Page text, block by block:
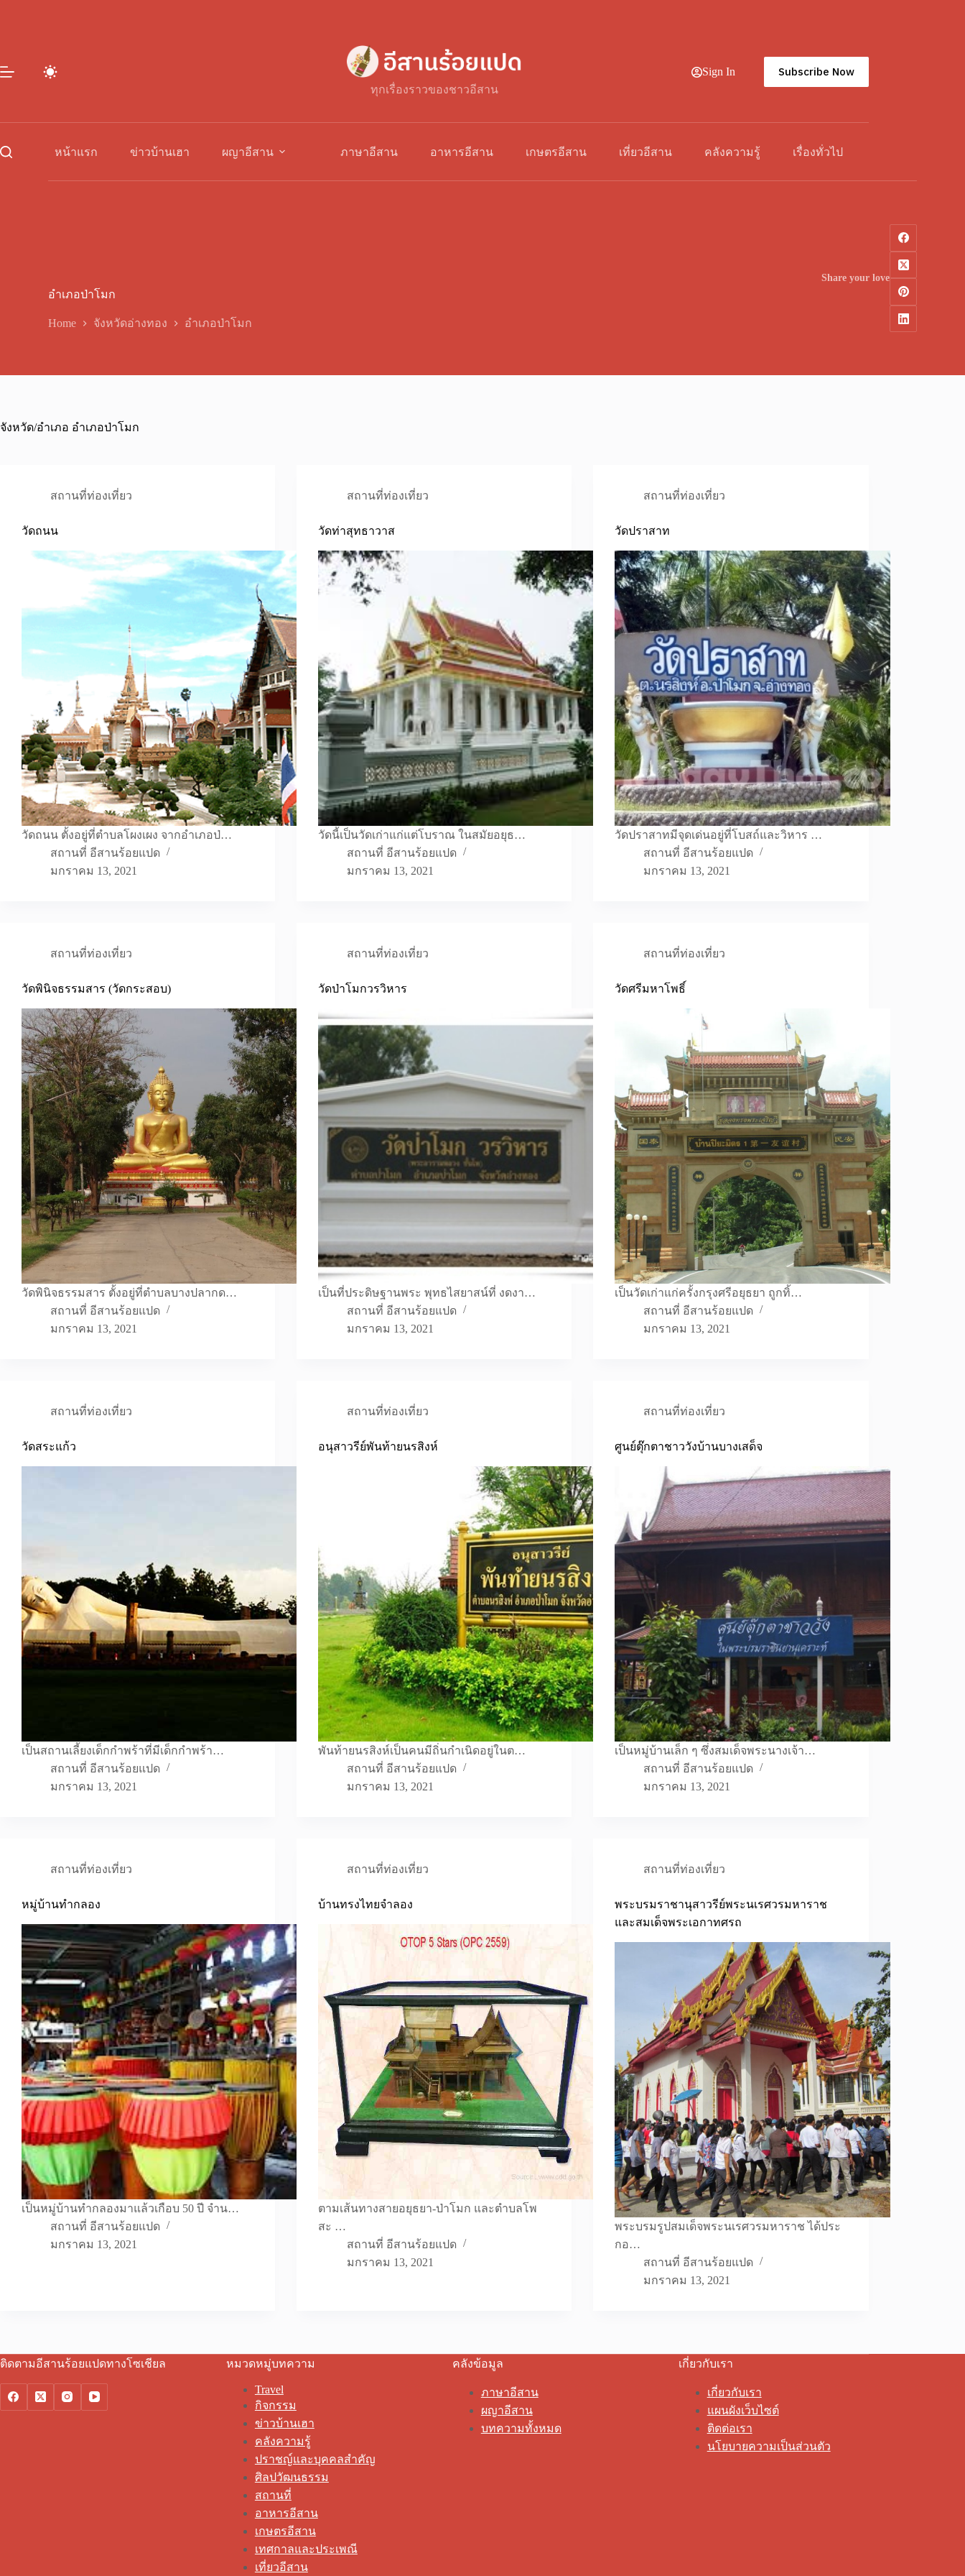
ทุกเรื่องราวของชาวอีสาน
Sign In Subscribe Now
หน้าแรก ข่าวบ้านเฮา ผญาอีสาน ภาษาอีสาน อาหารอีสาน เกษตรอีสาน เที่ยวอีสาน คลังความรู้ เรื่องทั่วไป
อำเภอป่าโมก
Home จังหวัดอ่างทอง อำเภอป่าโมก
Share your love
จังหวัด/อำเภอ อำเภอป่าโมก
สถานที่ท่องเที่ยว
วัดถนน
วัดถนน ตั้งอยู่ที่ตำบลโผงเผง จากอำเภอป่…
สถานที่ อีสานร้อยแปด
มกราคม 13, 2021
สถานที่ท่องเที่ยว
วัดท่าสุทธาวาส
วัดนี้เป็นวัดเก่าแก่แต่โบราณ ในสมัยอยุธ…
สถานที่ อีสานร้อยแปด
มกราคม 13, 2021
สถานที่ท่องเที่ยว
วัดปราสาท
วัดปราสาทมีจุดเด่นอยู่ที่โบสถ์และวิหาร …
สถานที่ อีสานร้อยแปด
มกราคม 13, 2021
สถานที่ท่องเที่ยว
วัดพินิจธรรมสาร (วัดกระสอบ)
วัดพินิจธรรมสาร ตั้งอยู่ที่ตำบลบางปลากด…
สถานที่ อีสานร้อยแปด
มกราคม 13, 2021
สถานที่ท่องเที่ยว
วัดป่าโมกวรวิหาร
เป็นที่ประดิษฐานพระ พุทธไสยาสน์ที่ งดงา…
สถานที่ อีสานร้อยแปด
มกราคม 13, 2021
สถานที่ท่องเที่ยว
วัดศรีมหาโพธิ์
เป็นวัดเก่าแก่ครั้งกรุงศรีอยุธยา ถูกทิ้…
สถานที่ อีสานร้อยแปด
มกราคม 13, 2021
สถานที่ท่องเที่ยว
วัดสระแก้ว
เป็นสถานเลี้ยงเด็กกำพร้าที่มีเด็กกำพร้า…
สถานที่ อีสานร้อยแปด
มกราคม 13, 2021
สถานที่ท่องเที่ยว
อนุสาวรีย์พันท้ายนรสิงห์
พันท้ายนรสิงห์เป็นคนมีถิ่นกำเนิดอยู่ในต…
สถานที่ อีสานร้อยแปด
มกราคม 13, 2021
สถานที่ท่องเที่ยว
ศูนย์ตุ๊กตาชาววังบ้านบางเสด็จ
เป็นหมู่บ้านเล็ก ๆ ซึ่งสมเด็จพระนางเจ้า…
สถานที่ อีสานร้อยแปด
มกราคม 13, 2021
สถานที่ท่องเที่ยว
หมู่บ้านทำกลอง
เป็นหมู่บ้านทำกลองมาแล้วเกือบ 50 ปี จำน…
สถานที่ อีสานร้อยแปด
มกราคม 13, 2021
สถานที่ท่องเที่ยว
บ้านทรงไทยจำลอง
ตามเส้นทางสายอยุธยา-ป่าโมก และตำบลโพ
สะ …
สถานที่ อีสานร้อยแปด
มกราคม 13, 2021
สถานที่ท่องเที่ยว
พระบรมราชานุสาวรีย์พระนเรศวรมหาราช
และสมเด็จพระเอกาทศรถ
พระบรมรูปสมเด็จพระนเรศวรมหาราช ได้ประ
กอ…
สถานที่ อีสานร้อยแปด
มกราคม 13, 2021
ติดตามอีสานร้อยแปดทางโซเชียล หมวดหมู่บทความ
Travel
กิจกรรม
ข่าวบ้านเฮา
คลังความรู้
ปราชญ์และบุคคลสำคัญ
ศิลปวัฒนธรรม
สถานที่
อาหารอีสาน
เกษตรอีสาน
เทศกาลและประเพณี
เที่ยวอีสาน
คลังข้อมูล
ภาษาอีสาน
ผญาอีสาน
บทความทั้งหมด
เกี่ยวกับเรา
เกี่ยวกับเรา
แผนผังเว็บไซต์
ติดต่อเรา
นโยบายความเป็นส่วนตัว